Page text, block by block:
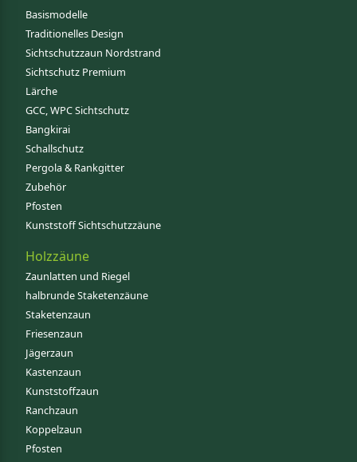
Basismodelle
Traditionelles Design
Sichtschutzzaun Nordstrand
Sichtschutz Premium
Lärche
GCC, WPC Sichtschutz
Bangkirai
Schallschutz
Pergola & Rankgitter
Zubehör
Pfosten
Kunststoff Sichtschutzzäune
Holzzäune
Zaunlatten und Riegel
halbrunde Staketenzäune
Staketenzaun
Friesenzaun
Jägerzaun
Kastenzaun
Kunststoffzaun
Ranchzaun
Koppelzaun
Pfosten